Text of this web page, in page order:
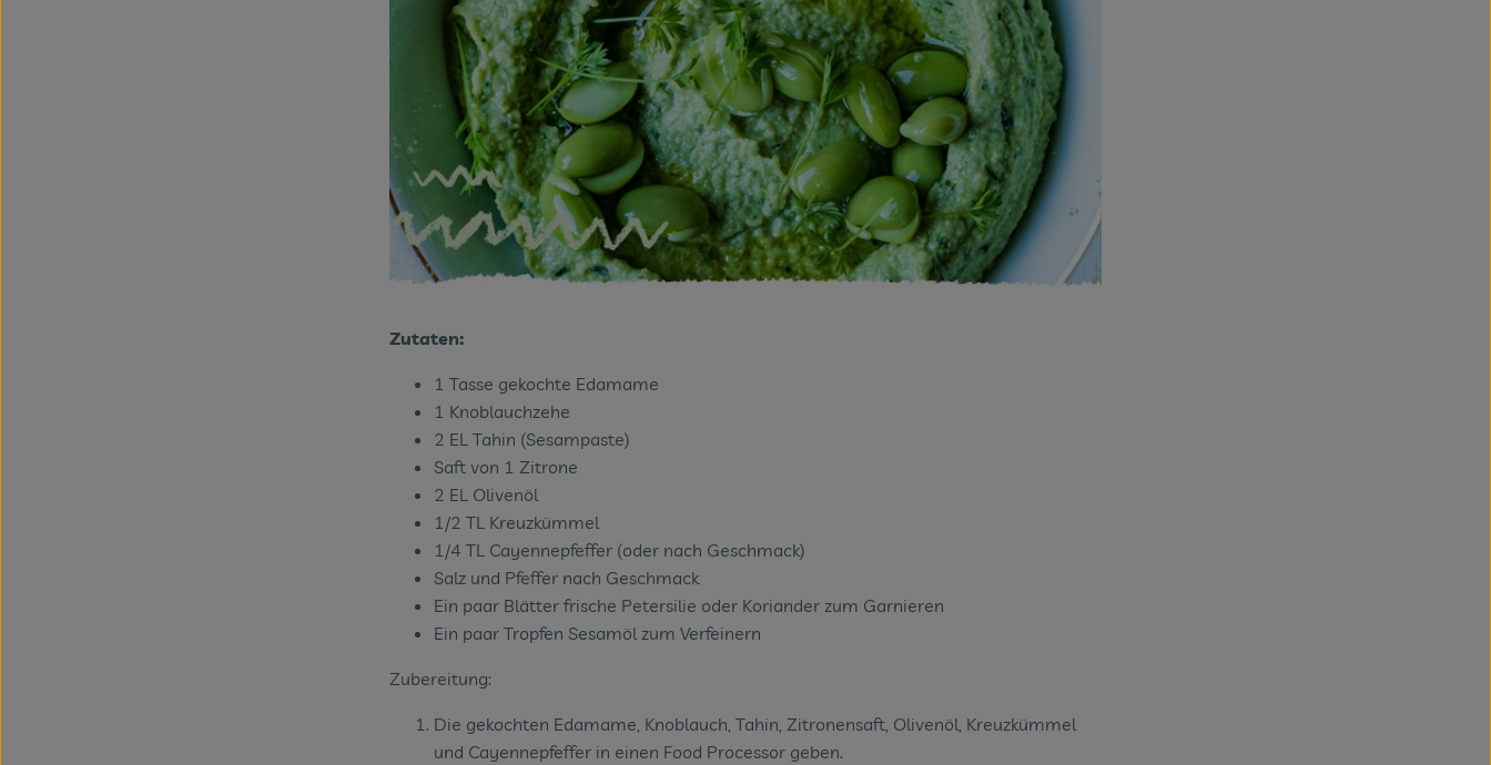
Zutaten:
1 Tasse gekochte Edamame
1 Knoblauchzehe
2 EL Tahin (Sesampaste)
Saft von 1 Zitrone
2 EL Olivenöl
1/2 TL Kreuzkümmel
1/4 TL Cayennepfeffer (oder nach Geschmack)
Salz und Pfeffer nach Geschmack
Ein paar Blätter frische Petersilie oder Koriander zum Garnieren
Ein paar Tropfen Sesamöl zum Verfeinern
Zubereitung:
Die gekochten Edamame, Knoblauch, Tahin, Zitronensaft, Olivenöl, Kreuzkümmel
und Cayennepfeffer in einen Food Processor geben.